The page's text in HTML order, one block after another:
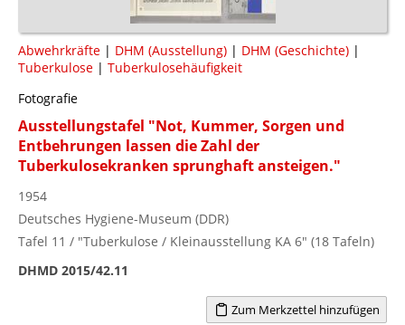
Abwehrkräfte | DHM (Ausstellung) | DHM (Geschichte) |
Tuberkulose | Tuberkulosehäufigkeit
Fotografie
Ausstellungstafel "Not, Kummer, Sorgen und
Entbehrungen lassen die Zahl der
Tuberkulosekranken sprunghaft ansteigen."
1954
Deutsches Hygiene-Museum (DDR)
Tafel 11 / "Tuberkulose / Kleinausstellung KA 6" (18 Tafeln)
DHMD 2015/42.11
Zum Merkzettel hinzufügen